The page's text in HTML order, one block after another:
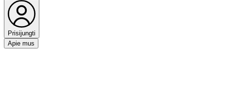
Prisijungti
Apie mus